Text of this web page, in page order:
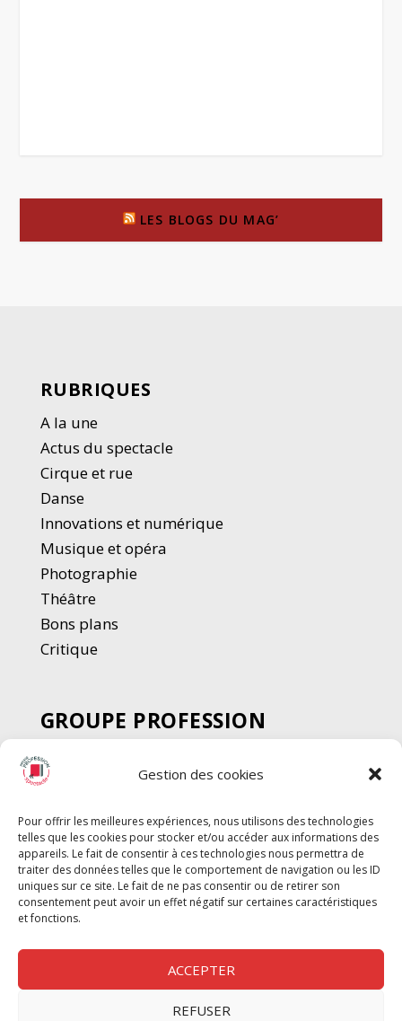
Gestion des cookies
Pour offrir les meilleures expériences, nous utilisons des technologies
telles que les cookies pour stocker et/ou accéder aux informations des
appareils. Le fait de consentir à ces technologies nous permettra de
traiter des données telles que le comportement de navigation ou les ID
uniques sur ce site. Le fait de ne pas consentir ou de retirer son
consentement peut avoir un effet négatif sur certaines caractéristiques
et fonctions.
ACCEPTER
REFUSER
LES BLOGS DU MAG’
RUBRIQUES
A la une
Actus du spectacle
Cirque et rue
Danse
Innovations et numérique
Musique et opéra
Photographie
Théâtre
Bons plans
Critique
GROUPE PROFESSION
SPECTACLE
Chèque Intermittents
Chèque Compta
Chèque Emploi Spectacle
G-Pods
Profession Audio-visuel